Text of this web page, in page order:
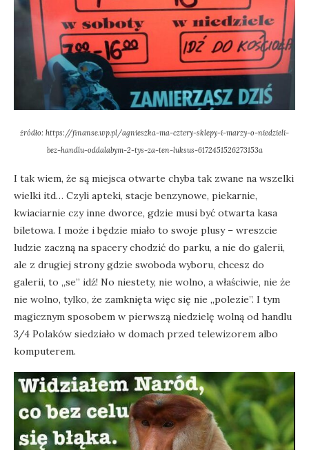
źródło: https://finanse.wp.pl/agnieszka-ma-cztery-sklepy-i-marzy-o-niedzieli-
bez-handlu-oddalabym-2-tys-za-ten-luksus-6172451526273153a
I tak wiem, że są miejsca otwarte chyba tak zwane na wszelki
wielki itd… Czyli apteki, stacje benzynowe, piekarnie,
kwiaciarnie czy inne dworce, gdzie musi być otwarta kasa
biletowa. I może i będzie miało to swoje plusy – wreszcie
ludzie zaczną na spacery chodzić do parku, a nie do galerii,
ale z drugiej strony gdzie swoboda wyboru, chcesz do
galerii, to „se” idź! No niestety, nie wolno, a właściwie, nie że
nie wolno, tylko, że zamknięta więc się nie „polezie”. I tym
magicznym sposobem w pierwszą niedzielę wolną od handlu
3/4 Polaków siedziało w domach przed telewizorem albo
komputerem.